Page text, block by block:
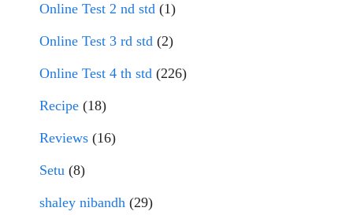
Online Test 2 nd std (1)
Online Test 3 rd std (2)
Online Test 4 th std (226)
Recipe (18)
Reviews (16)
Setu (8)
shaley nibandh (29)